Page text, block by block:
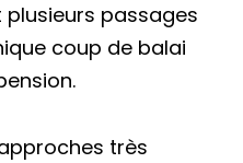
passages
coup de balai
très